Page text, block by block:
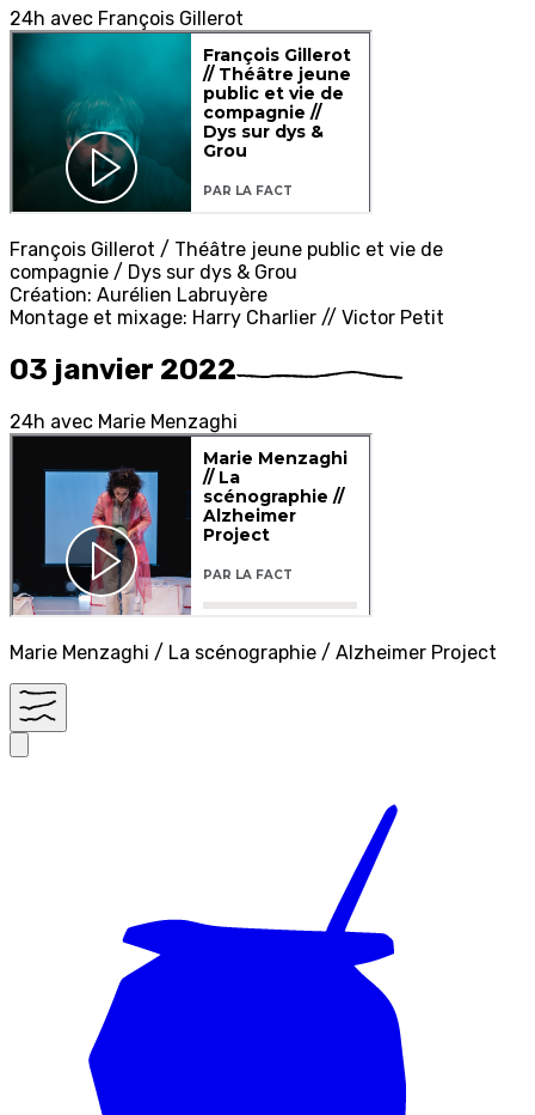
24h avec François Gillerot
François Gillerot / Théâtre jeune public et vie de
compagnie / Dys sur dys & Grou
Création: Aurélien Labruyère
Montage et mixage: Harry Charlier // Victor Petit
03 janvier 2022
24h avec Marie Menzaghi
Marie Menzaghi / La scénographie / Alzheimer Project